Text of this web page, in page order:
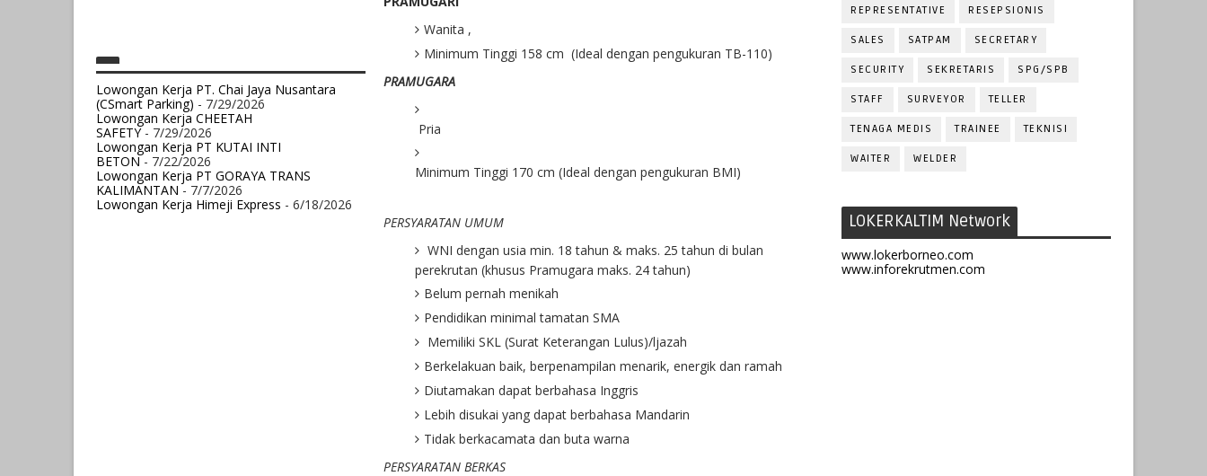
Lowongan Kerja PT. Chai Jaya Nusantara
(CSmart Parking) - 7/29/2026
Lowongan Kerja CHEETAH
SAFETY- 7/29/2026
Lowongan Kerja PT KUTAI INTI
BETON- 7/22/2026
Lowongan Kerja PT GORAYA TRANS
KALIMANTAN- 7/7/2026
Lowongan Kerja Himeji Express - 6/18/2026
Wanita ,
Minimum Tinggi 158 cm (Ideal dengan pengukuran TB-110)
PRAMUGARA
Pria
Minimum Tinggi 170 cm (Ideal dengan pengukuran BMI)
PERSYARATAN UMUM
WNI dengan usia min. 18 tahun & maks. 25 tahun di bulan
perekrutan (khusus Pramugara maks. 24 tahun)
Belum pernah menikah
Pendidikan minimal tamatan SMA
Memiliki SKL (Surat Keterangan Lulus)/ljazah
Berkelakuan baik, berpenampilan menarik, energik dan ramah
Diutamakan dapat berbahasa Inggris
Lebih disukai yang dapat berbahasa Mandarin
Tidak berkacamata dan buta warna
PERSYARATAN BERKAS
REPRESENTATIVE RESEPSIONIS
SALES SATPAM SECRETARY
SECURITY SEKRETARIS SPG/SPB
STAFF SURVEYOR TELLER
TENAGA MEDIS TRAINEE TEKNISI
WAITER WELDER
LOKERKALTIM Network
www.lokerborneo.com
www.inforekrutmen.com